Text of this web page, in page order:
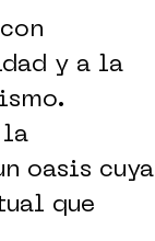
y a la
la
oasis cuya
que